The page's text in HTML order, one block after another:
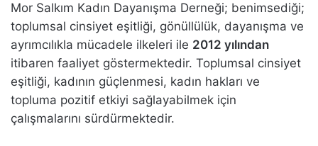
Mor Salkım Kadın Dayanışma Derneği; benimsediği;
toplumsal cinsiyet eşitliği, gönüllülük, dayanışma ve
ayrımcılıkla mücadele ilkeleri ile 2012 yılından
itibaren faaliyet göstermektedir. Toplumsal cinsiyet
eşitliği, kadının güçlenmesi, kadın hakları ve
topluma pozitif etkiyi sağlayabilmek için
çalışmalarını sürdürmektedir.